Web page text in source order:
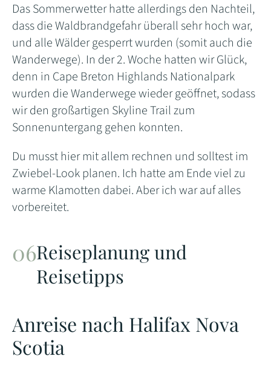
Das Sommerwetter hatte allerdings den Nachteil,
dass die Waldbrandgefahr überall sehr hoch war,
und alle Wälder gesperrt wurden (somit auch die
Wanderwege). In der 2. Woche hatten wir Glück,
denn in Cape Breton Highlands Nationalpark
wurden die Wanderwege wieder geöffnet, sodass
wir den großartigen Skyline Trail zum
Sonnenuntergang gehen konnten.
Du musst hier mit allem rechnen und solltest im
Zwiebel-Look planen. Ich hatte am Ende viel zu
warme Klamotten dabei. Aber ich war auf alles
vorbereitet.
Reiseplanung und
Reisetipps
Anreise nach Halifax Nova
Scotia